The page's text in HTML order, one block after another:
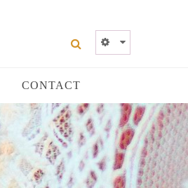
CONTACT